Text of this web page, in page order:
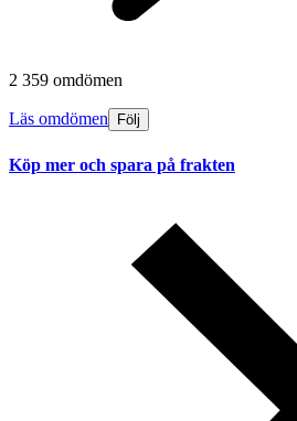
2 359 omdömen
Läs omdömen Följ
Köp mer och spara på frakten